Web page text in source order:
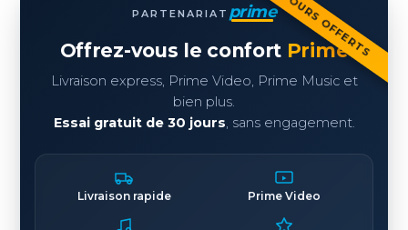
30 JOURS OFFERTS
PARTENARIAT prime
Offrez-vous le confort Prime
Livraison express, Prime Video, Prime Music et
bien plus.
Essai gratuit de 30 jours, sans engagement.
Livraison rapide Prime Video